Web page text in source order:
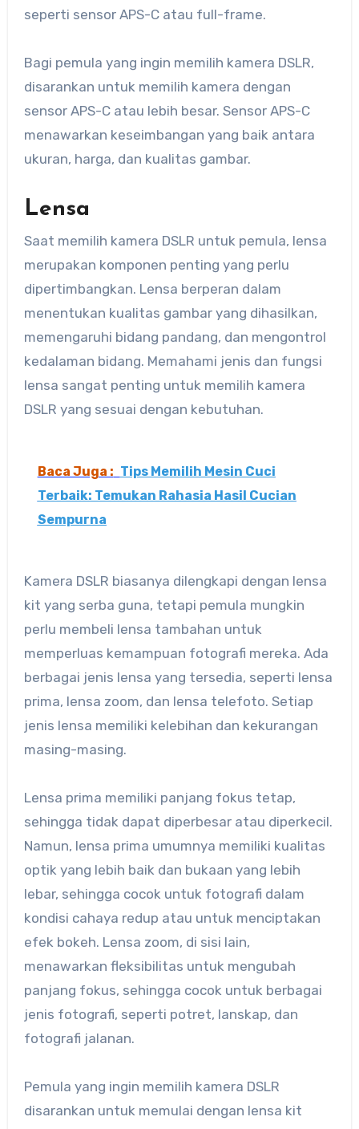
seperti sensor APS-C atau full-frame.
Bagi pemula yang ingin memilih kamera DSLR,
disarankan untuk memilih kamera dengan
sensor APS-C atau lebih besar. Sensor APS-C
menawarkan keseimbangan yang baik antara
ukuran, harga, dan kualitas gambar.
Lensa
Saat memilih kamera DSLR untuk pemula, lensa
merupakan komponen penting yang perlu
dipertimbangkan. Lensa berperan dalam
menentukan kualitas gambar yang dihasilkan,
memengaruhi bidang pandang, dan mengontrol
kedalaman bidang. Memahami jenis dan fungsi
lensa sangat penting untuk memilih kamera
DSLR yang sesuai dengan kebutuhan.
Baca Juga : Tips Memilih Mesin Cuci
Terbaik: Temukan Rahasia Hasil Cucian
Sempurna
Kamera DSLR biasanya dilengkapi dengan lensa
kit yang serba guna, tetapi pemula mungkin
perlu membeli lensa tambahan untuk
memperluas kemampuan fotografi mereka. Ada
berbagai jenis lensa yang tersedia, seperti lensa
prima, lensa zoom, dan lensa telefoto. Setiap
jenis lensa memiliki kelebihan dan kekurangan
masing-masing.
Lensa prima memiliki panjang fokus tetap,
sehingga tidak dapat diperbesar atau diperkecil.
Namun, lensa prima umumnya memiliki kualitas
optik yang lebih baik dan bukaan yang lebih
lebar, sehingga cocok untuk fotografi dalam
kondisi cahaya redup atau untuk menciptakan
efek bokeh. Lensa zoom, di sisi lain,
menawarkan fleksibilitas untuk mengubah
panjang fokus, sehingga cocok untuk berbagai
jenis fotografi, seperti potret, lanskap, dan
fotografi jalanan.
Pemula yang ingin memilih kamera DSLR
disarankan untuk memulai dengan lensa kit